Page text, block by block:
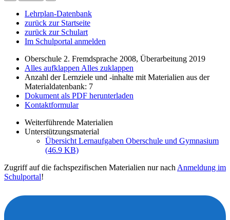
Lehrplan-Datenbank
zurück zur Startseite
zurück zur Schulart
Im Schulportal anmelden
Oberschule 2. Fremdsprache 2008, Überarbeitung 2019
Alles aufklappen Alles zuklappen
Anzahl der Lernziele und -inhalte mit Materialien aus der
Materialdatenbank: 7
Dokument als PDF herunterladen
Kontaktformular
Weiterführende Materialien
Unterstützungsmaterial
Übersicht Lernaufgaben Oberschule und Gymnasium
(46.9 KB)
Zugriff auf die fachspezifischen Materialien nur nach Anmeldung im
Schulportal!